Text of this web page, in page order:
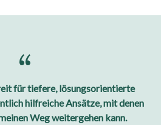
für tiefere, lösungsorientierte
hilfreiche Ansätze, mit denen
Weg weitergehen kann.